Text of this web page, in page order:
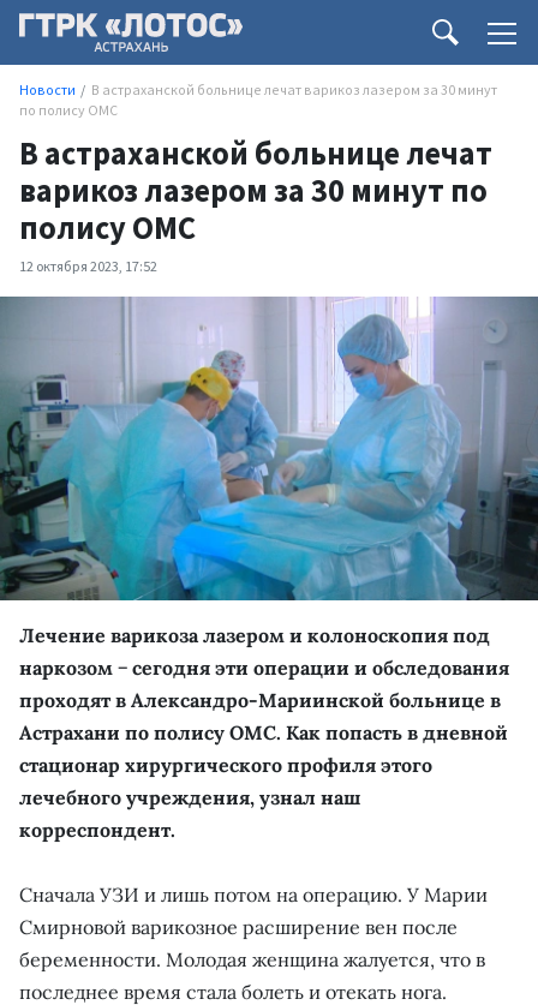
Новости
В астраханской больнице лечат варикоз лазером за 30 минут
по полису ОМС
В астраханской больнице лечат
варикоз лазером за 30 минут по
полису ОМС
12 октября 2023, 17:52
Лечение варикоза лазером и колоноскопия под
наркозом − сегодня эти операции и обследования
проходят в Александро-Мариинской больнице в
Астрахани по полису ОМС. Как попасть в дневной
стационар хирургического профиля этого
лечебного учреждения, узнал наш
корреспондент.
Сначала УЗИ и лишь потом на операцию. У Марии
Смирновой варикозное расширение вен после
беременности. Молодая женщина жалуется, что в
последнее время стала болеть и отекать нога.